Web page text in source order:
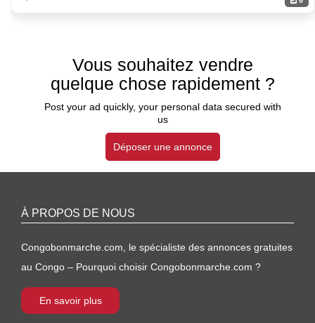
Vous souhaitez vendre
quelque chose rapidement ?
Post your ad quickly, your personal data secured with
us
Déposer une annonce
À PROPOS DE NOUS
Congobonmarche.com, le spécialiste des annonces gratuites
au Congo – Pourquoi choisir Congobonmarche.com ?
En savoir plus